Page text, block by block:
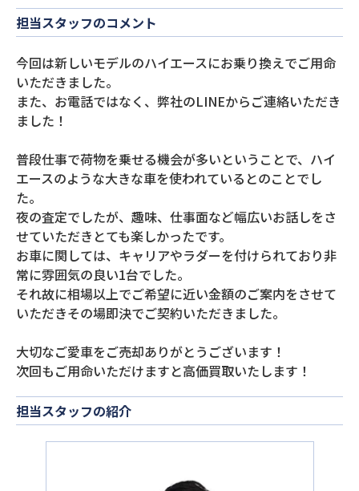
担当スタッフのコメント
今回は新しいモデルのハイエースにお乗り換えでご用命
いただきました。
また、お電話ではなく、弊社のLINEからご連絡いただき
ました！
普段仕事で荷物を乗せる機会が多いということで、ハイ
エースのような大きな車を使われているとのことでし
た。
夜の査定でしたが、趣味、仕事面など幅広いお話しをさ
せていただきとても楽しかったです。
お車に関しては、キャリアやラダーを付けられており非
常に雰囲気の良い1台でした。
それ故に相場以上でご希望に近い金額のご案内をさせて
いただきその場即決でご契約いただきました。
大切なご愛車をご売却ありがとうございます！
次回もご用命いただけますと高価買取いたします！
担当スタッフの紹介